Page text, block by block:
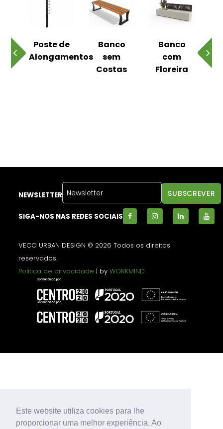
Este website utiliza cookies para lhe
proporcionar uma melhor experiência. Ao
Poste de
Alongamentos
Banco
sem
Costas
Banco
com
Floreira
NEWSLETTER
SIGA-NOS NAS REDES SOCIAIS
VECO URBAN DESIGN © 2026 Todos os direitos
reservados.
Política de privacidade | byWORKMIND